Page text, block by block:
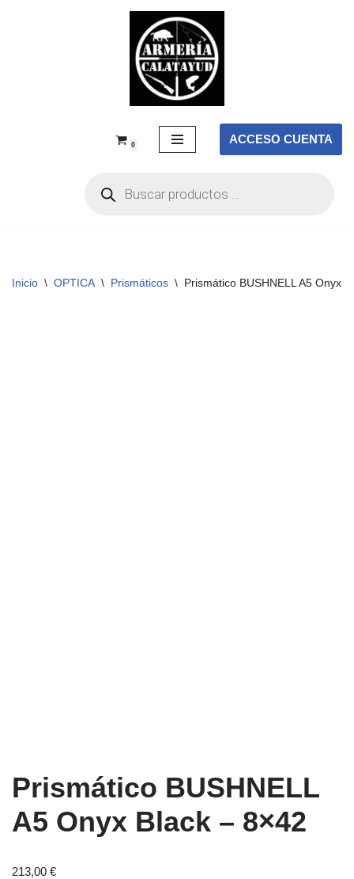
0 ACCESO CUENTA
Inicio \ OPTICA \ Prismáticos \ Prismático BUSHNELL A5 Onyx
Prismático BUSHNELL
A5 Onyx Black – 8×42
213,00 €